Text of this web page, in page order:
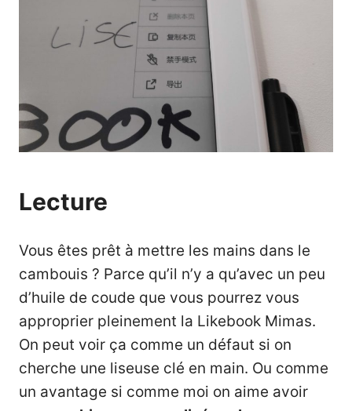
Lecture
Vous êtes prêt à mettre les mains dans le
cambouis ? Parce qu’il n’y a qu’avec un peu
d’huile de coude que vous pourrez vous
approprier pleinement la Likebook Mimas.
On peut voir ça comme un défaut si on
cherche une liseuse clé en main. Ou comme
un avantage si comme moi on aime avoir